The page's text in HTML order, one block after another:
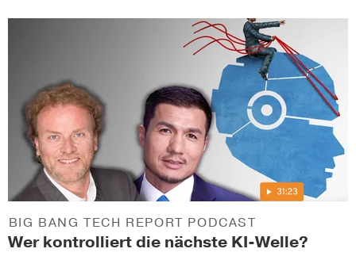
Wer kontrolliert die nächste KI-Welle?
BIG BANG TECH REPORT PODCAST